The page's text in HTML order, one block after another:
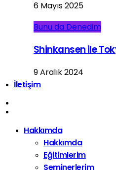
6 Mayıs 2025
Bunu da Denedim
Shinkansen ile
9 Aralık 2024
İletişim
Hakkımda
Hakkımda
Eğitimlerim
Seminerlerim